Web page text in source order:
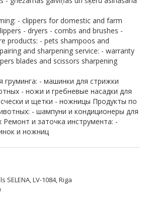
- clippers for domestic and farm
- dryers - combs and brushes -
products: - pets shampoos and
and sharpening service: - warranty
blades and scissors sharpening
груминга: - машинки для стрижки
- ножи и гребневые насадки для
и щетки - ножницы Продукты по
- шампуни и кондиционеры для
и заточка инструмента: -
и ножниц
LV-1084, Riga